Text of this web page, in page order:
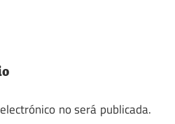
no será publicada.